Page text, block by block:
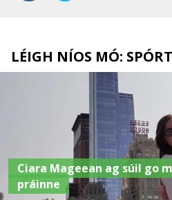
LÉIGH NÍOS MÓ: SPÓRT
Ciara Mageean ag súil go
práinne